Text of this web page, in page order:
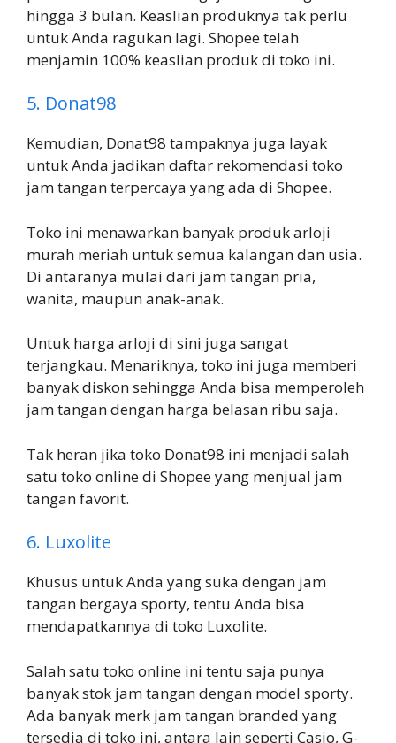
hingga 3 bulan. Keaslian produknya tak perlu
untuk Anda ragukan lagi. Shopee telah
menjamin 100% keaslian produk di toko ini.
5. Donat98
Kemudian, Donat98 tampaknya juga layak
untuk Anda jadikan daftar rekomendasi toko
jam tangan terpercaya yang ada di Shopee.
Toko ini menawarkan banyak produk arloji
murah meriah untuk semua kalangan dan usia.
Di antaranya mulai dari jam tangan pria,
wanita, maupun anak-anak.
Untuk harga arloji di sini juga sangat
terjangkau. Menariknya, toko ini juga memberi
banyak diskon sehingga Anda bisa memperoleh
jam tangan dengan harga belasan ribu saja.
Tak heran jika toko Donat98 ini menjadi salah
satu toko online di Shopee yang menjual jam
tangan favorit.
6. Luxolite
Khusus untuk Anda yang suka dengan jam
tangan bergaya sporty, tentu Anda bisa
mendapatkannya di toko Luxolite.
Salah satu toko online ini tentu saja punya
banyak stok jam tangan dengan model sporty.
Ada banyak merk jam tangan branded yang
tersedia di toko ini, antara lain seperti Casio, G-